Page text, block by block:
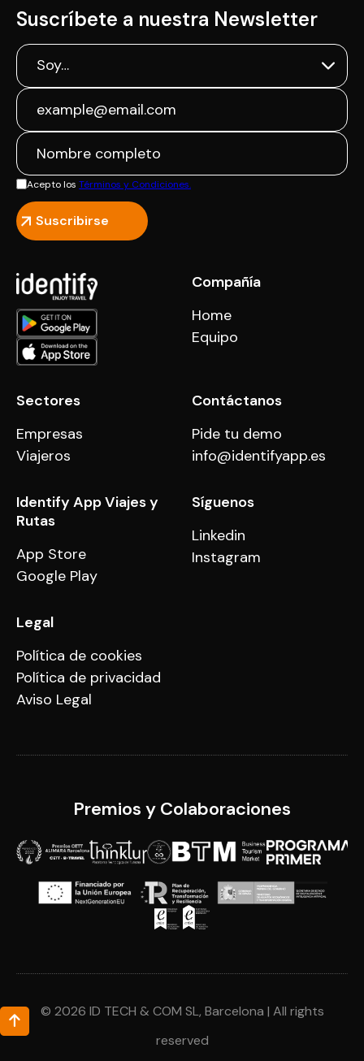
Suscríbete a nuestra Newsletter
Acepto los Términos y Condiciones.
Compañía
Home
Equipo
Sectores
Empresas
Viajeros
Contáctanos
Pide tu demo
info@identifyapp.es
Identify App Viajes y
Rutas
App Store
Google Play
Síguenos
Linkedin
Instagram
Legal
Política de cookies
Política de privacidad
Aviso Legal
Premios y Colaboraciones
© 2026 ID TECH & COM SL, Barcelona | All rights
reserved
